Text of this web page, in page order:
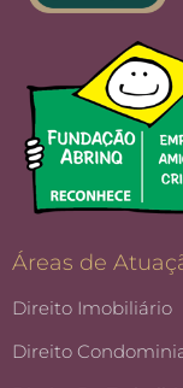
Áreas de
Direito Imobiliário
Direito